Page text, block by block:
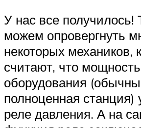
У нас все
можем опровергнуть
некоторых механиков,
считают, что
оборудования
полноценная станция)
реле давления. А на